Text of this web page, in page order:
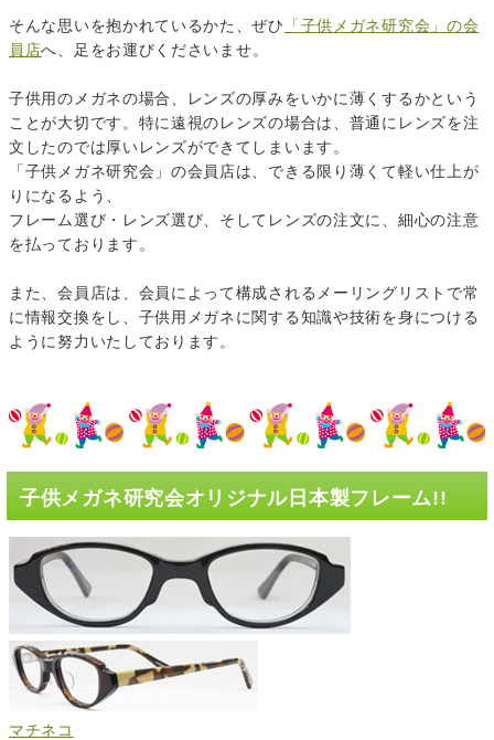
そんな思いを抱かれているかた、ぜひ
「子供メガネ研究会」の会
員店へ、足をお運びくださいませ。
子供用のメガネの場合、レンズの厚みをいかに薄くするかという
ことが大切です。特に遠視のレンズの場合は、普通にレンズを注
文したのでは厚いレンズができてしまいます。
「子供メガネ研究会」の会員店は、できる限り薄くて軽い仕上が
りになるよう、
フレーム選び・レンズ選び、そしてレンズの注文に、細心の注意
を払っております。
また、会員店は、会員によって構成されるメーリングリストで常
に情報交換をし、子供用メガネに関する知識や技術を身につける
ように努力いたしております。
子供メガネ研究会オリジナル日本製フレーム!!
マチネコ